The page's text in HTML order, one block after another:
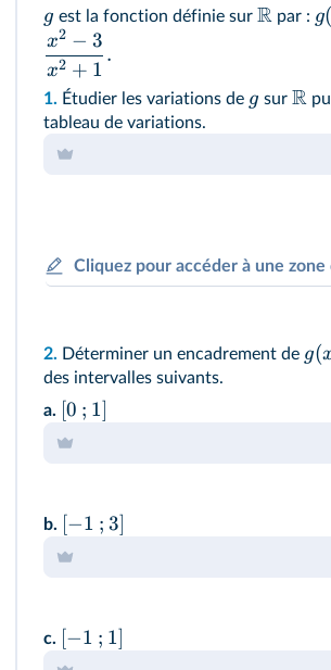
g est la fonction définie sur Rpar : g
x2 + 1
x2 − 3
.
1. Étudier les variations de g sur R
tableau de variations.
Cliquez pour accéder à une zone
2. Déterminer un encadrement de g(
des intervalles suivants.
a. [0 ; 1]
b. [−1 ; 3]
c. [−1 ; 1]